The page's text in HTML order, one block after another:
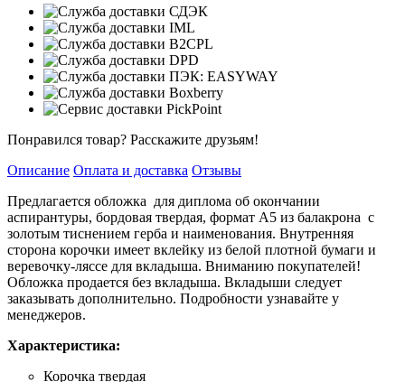
Понравился товар? Расскажите друзьям!
Описание Оплата и доставка Отзывы
Предлагается обложка для диплома об окончании
аспирантуры, бордовая твердая, формат А5 из балакрона с
золотым тиснением герба и наименования. Внутренняя
сторона корочки имеет вклейку из белой плотной бумаги и
веревочку-ляссе для вкладыша. Вниманию покупателей!
Обложка продается без вкладыша. Вкладыши следует
заказывать дополнительно. Подробности узнавайте у
менеджеров.
Характеристика:
Корочка твердая